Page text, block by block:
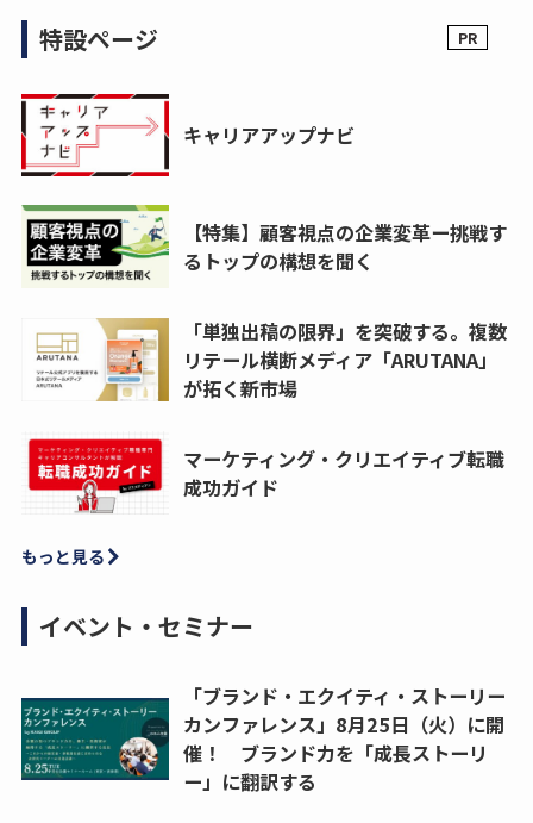
特設ページ
キャリアアップナビ
【特集】顧客視点の企業変革ー挑戦す
るトップの構想を聞く
「単独出稿の限界」を突破する。複数
リテール横断メディア「ARUTANA」
が拓く新市場
マーケティング・クリエイティブ転職
成功ガイド
もっと見る
イベント・セミナー
「ブランド・エクイティ・ストーリー
カンファレンス」8月25日（火）に開
催！ ブランド力を「成長ストーリ
ー」に翻訳する